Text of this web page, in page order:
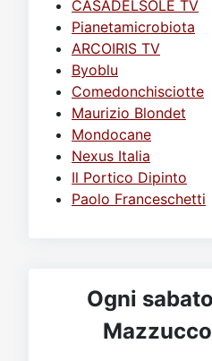
CASADELSOLE TV
Pianetamicrobiota
ARCOIRIS TV
Byoblu
Comedonchisciotte
Maurizio Blondet
Mondocane
Nexus Italia
Il Portico Dipinto
Paolo Franceschetti
Ogni